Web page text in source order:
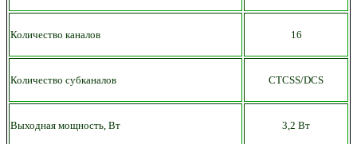
Количество каналов 16
Количество субканалов CTCSS/DCS
Выходная мощность, Вт 3,2 Вт